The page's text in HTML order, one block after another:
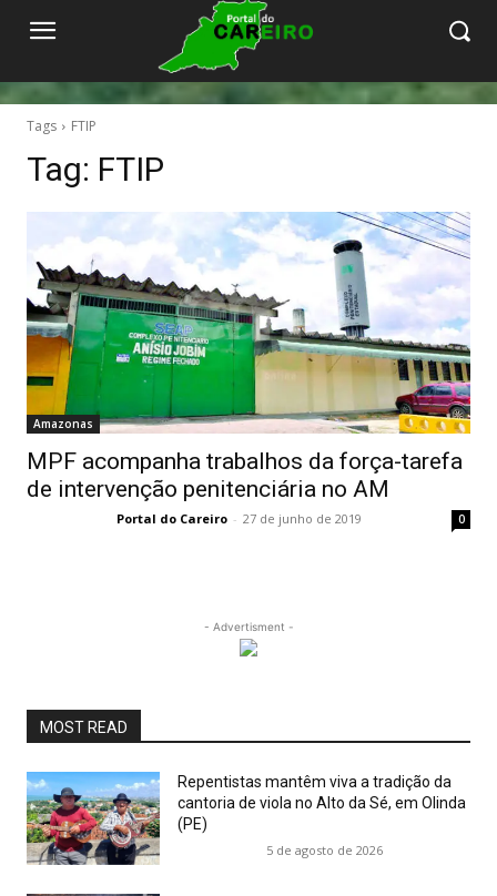
Tags FTIP
Tag: FTIP
Amazonas
MPF acompanha trabalhos da força-tarefa
de intervenção penitenciária no AM
Portal do Careiro - 27 de junho de 2019 0
- Advertisment -
MOST READ
Repentistas mantêm viva a tradição da
cantoria de viola no Alto da Sé, em Olinda
(PE)
5 de agosto de 2026